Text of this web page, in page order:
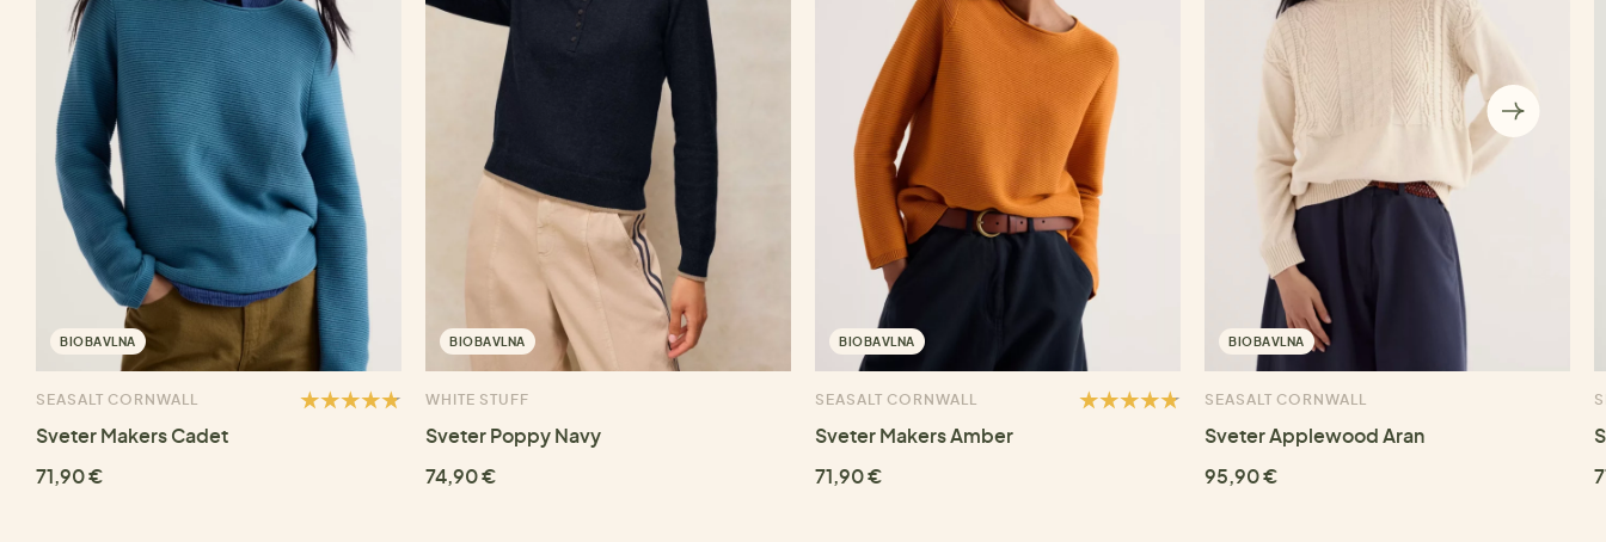
BIOBAVLNA
SEASALT CORNWALL
Sveter Makers Cadet
71,90 €
BIOBAVLNA
WHITE STUFF
Sveter Poppy Navy
74,90 €
BIOBAVLNA
SEASALT CORNWALL
Sveter Makers Amber
71,90 €
BIOBAVLNA
SEASALT CORNWALL
Sveter Applewood Aran
95,90 €